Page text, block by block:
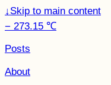
↓Skip to main content
− 273.15 ℃
Posts
About